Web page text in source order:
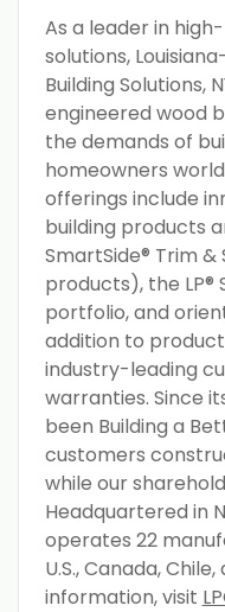
As a leader in
solutions,
Building Solutions,
engineered wood
the demands of
homeowners
offerings include
building products
SmartSide® Trim &
products), the LP®
portfolio, and
addition to product
industry-leading
warranties. Since
been Building a
customers
while our
Headquartered in
operates 22
U.S., Canada,
information, visit